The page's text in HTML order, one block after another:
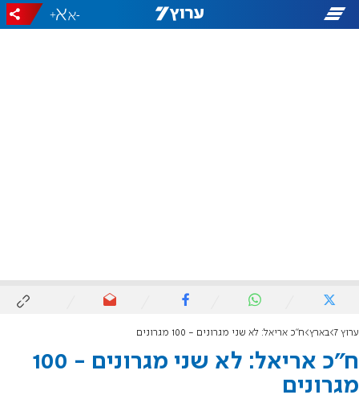
-
+
ערוץ 7 בארץ ח"כ אריאל: לא שני מגרונים - 100 מגרונים
ח"כ אריאל: לא שני מגרונים - 100
מגרונים